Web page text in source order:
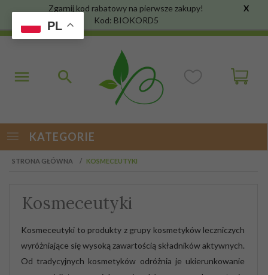
Zgarnij kod rabatowy na pierwsze zakupy!
Kod: BIOKORD5
X
KATEGORIE
STRONA GŁÓWNA KOSMECEUTYKI
Kosmeceutyki
Kosmeceutyki to produkty z grupy kosmetyków leczniczych
wyróżniające się wysoką zawartością składników aktywnych.
Od tradycyjnych kosmetyków odróżnia je ukierunkowanie
PL